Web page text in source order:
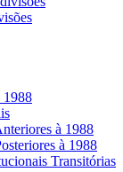
1988
à 1988
à 1988
Transitórias